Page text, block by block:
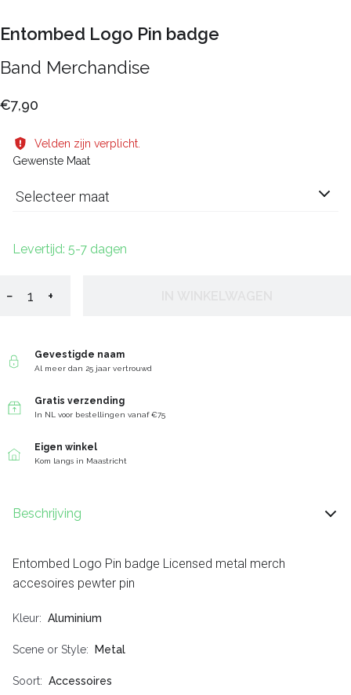
Entombed Logo Pin badge
Band Merchandise
€7,90
Velden zijn verplicht.
Gewenste Maat
Selecteer maat
Levertijd: 5-7 dagen
− +
Gevestigde naam
Al meer dan 25 jaar vertrouwd
Gratis verzending
In NL voor bestellingen vanaf €75
Eigen winkel
Kom langs in Maastricht
Beschrijving
Entombed Logo Pin badge Licensed metal merch
accesoires pewter pin
Kleur Aluminium
Scene or Style Metal
Soort Accessoires